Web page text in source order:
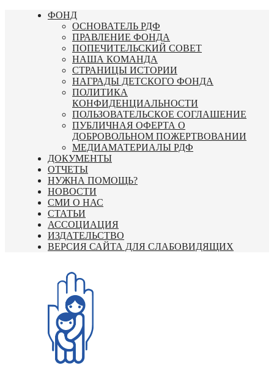
Перейти
ФОНД
ОСНОВАТЕЛЬ РДФ
ПРАВЛЕНИЕ ФОНДА
ПОПЕЧИТЕЛЬСКИЙ СОВЕТ
НАША КОМАНДА
СТРАНИЦЫ ИСТОРИИ
НАГРАДЫ ДЕТСКОГО ФОНДА
ПОЛИТИКА
КОНФИДЕНЦИАЛЬНОСТИ
ПОЛЬЗОВАТЕЛЬСКОЕ СОГЛАШЕНИЕ
ПУБЛИЧНАЯ ОФЕРТА О
ДОБРОВОЛЬНОМ ПОЖЕРТВОВАНИИ
МЕДИАМАТЕРИАЛЫ РДФ
ДОКУМЕНТЫ
ОТЧЕТЫ
НУЖНА ПОМОЩЬ?
НОВОСТИ
СМИ О НАС
СТАТЬИ
АССОЦИАЦИЯ
ИЗДАТЕЛЬСТВО
ВЕРСИЯ САЙТА ДЛЯ СЛАБОВИДЯЩИХ